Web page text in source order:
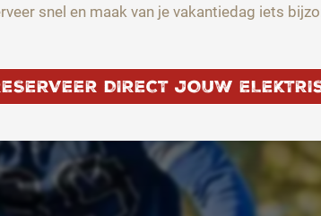
snel en maak van je vakantiedag iets
DIRECT JOUW